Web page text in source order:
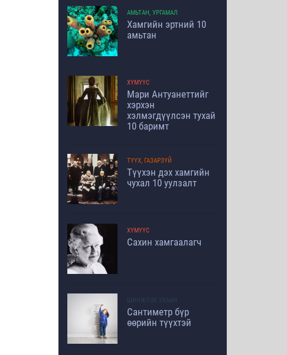
АМЬТАН, УРГАМАЛ
Хамгийн эртний 10
амьтан
ХҮМҮҮС
Мари Антуанеттийг
хэрхэн
хэлмэгдүүлсэн тухай
10 баримт
ТҮҮХ, ГАЗАРЗҮЙ
Түүхэн дэх хамгийн
чухал 10 уулзалт
ХҮМҮҮС
Сахин хамгаалагч
ШИНЖЛЭХ УХААН
Сантиметр бүр
өөрийн түүхтэй